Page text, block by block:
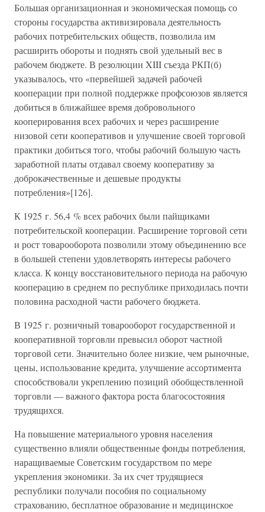
Большая организационная и экономическая помощь со
стороны государства активизировала деятельность
рабочих потребительских обществ, позволила им
расширить обороты и поднять свой удельный вес в
рабочем бюджете. В резолюции XIII съезда РКП(б)
указывалось, что «первейшей задачей рабочей
кооперации при полной поддержке профсоюзов является
добиться в ближайшее время добровольного
кооперирования всех рабочих и через расширение
низовой сети кооперативов и улучшение своей торговой
практики добиться того, чтобы рабочий большую часть
заработной платы отдавал своему кооперативу за
доброкачественные и дешевые продукты
потребления»[126].
К 1925 г. 56,4 % всех рабочих были пайщиками
потребительской кооперации. Расширение торговой сети
и рост товарооборота позволили этому объединению все
в большей степени удовлетворять интересы рабочего
класса. К концу восстановительного периода на рабочую
кооперацию в среднем по республике приходилась почти
половина расходной части рабочего бюджета.
В 1925 г. розничный товарооборот государственной и
кооперативной торговли превысил оборот частной
торговой сети. Значительно более низкие, чем рыночные,
цены, использование кредита, улучшение ассортимента
способствовали укреплению позиций обобществленной
торговли — важного фактора роста благосостояния
трудящихся.
На повышение материального уровня населения
существенно влияли общественные фонды потребления,
наращиваемые Советским государством по мере
укрепления экономики. За их счет трудящиеся
республики получали пособия по социальному
страхованию, бесплатное образование и медицинское